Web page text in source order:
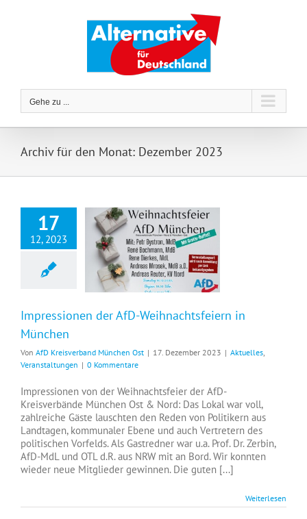
Gehe zu ...
Archiv für den Monat: Dezember 2023
17
12, 2023
Impressionen der AfD-Weihnachtsfeiern in
München
Von AfD Kreisverband München Ost | 17. Dezember 2023 | Aktuelles,
Veranstaltungen | 0 Kommentare
Impressionen von der Weihnachtsfeier der AfD-
Kreisverbände München Ost & Nord: Das Lokal war voll,
zahlreiche Gäste lauschten den Reden von Politikern aus
Landtagen, kommunaler Ebene und auch Vertretern des
politischen Vorfelds. Als Gastredner war u.a. Prof. Dr. Zerbin,
AfD-MdL und OTL d.R. aus NRW mit an Bord. Wir konnten
wieder neue Mitglieder gewinnen. Die guten [...]
Weiterlesen